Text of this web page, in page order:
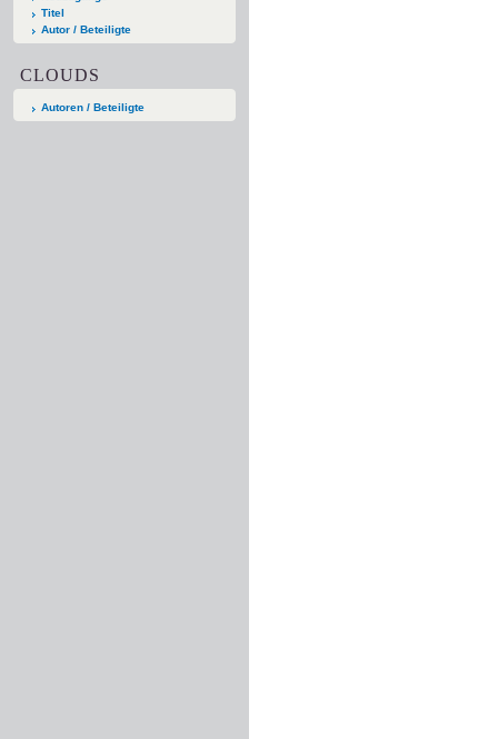
Titel
Autor / Beteiligte
CLOUDS
Autoren / Beteiligte